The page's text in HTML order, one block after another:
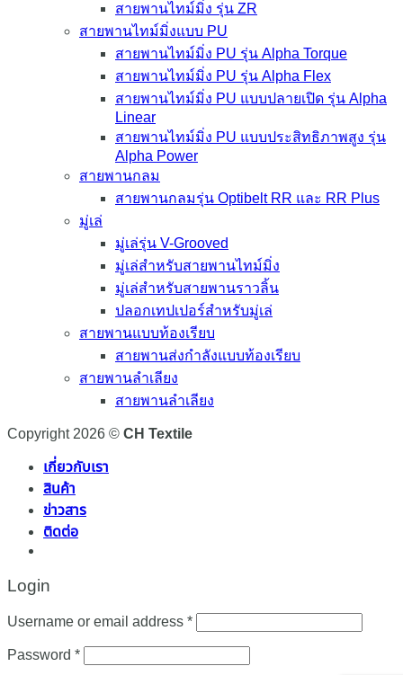
สายพานไทม์มิ่ง รุ่น ZR
สายพานไทม์มิ่งแบบ PU
สายพานไทม์มิ่ง PU รุ่น Alpha Torque
สายพานไทม์มิ่ง PU รุ่น Alpha Flex
สายพานไทม์มิ่ง PU แบบปลายเปิด รุ่น Alpha
Linear
สายพานไทม์มิ่ง PU แบบประสิทธิภาพสูง รุ่น
Alpha Power
สายพานกลม
สายพานกลมรุ่น Optibelt RR และ RR Plus
มู่เล่
มู่เล่รุ่น V-Grooved
มู่เล่สำหรับสายพานไทม์มิ่ง
มู่เล่สำหรับสายพานราวลิ้น
ปลอกเทปเปอร์สำหรับมู่เล่
สายพานแบบท้องเรียบ
สายพานส่งกำลังแบบท้องเรียบ
สายพานลำเลียง
สายพานลำเลียง
Copyright 2026 © CH Textile
เกี่ยวกับเรา
สินค้า
ข่าวสาร
ติดต่อ
Login
Username or email address *Required
Password *Required